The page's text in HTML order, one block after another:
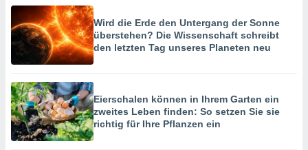
Wird die Erde den Untergang der Sonne
überstehen? Die Wissenschaft schreibt
den letzten Tag unseres Planeten neu
Eierschalen können in Ihrem Garten ein
zweites Leben finden: So setzen Sie sie
richtig für Ihre Pflanzen ein